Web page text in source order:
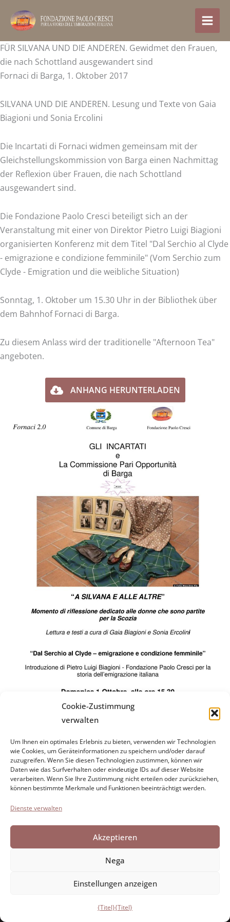
Cookie-Zustimmung
verwalten
Um Ihnen ein optimales Erlebnis zu bieten, verwenden wir Technologien
wie Cookies, um Geräteinformationen zu speichern und/oder darauf
zuzugreifen. Wenn Sie diesen Technologien zustimmen, können wir
Daten wie das Surfverhalten oder eindeutige IDs auf dieser Website
verarbeiten. Wenn Sie Ihre Zustimmung nicht erteilen oder zurückziehen,
können bestimmte Merkmale und Funktionen beeinträchtigt werden.
Dienste verwalten
Akzeptieren
Nega
Einstellungen anzeigen
{Titel}{Titel}
Inhalt
springen
FÜR SILVANA UND DIE ANDEREN. Gewidmet den Frauen,
die nach Schottland ausgewandert sind
Fornaci di Barga, 1. Oktober 2017
SILVANA UND DIE ANDEREN. Lesung und Texte von Gaia
Biagioni und Sonia Ercolini
Die Incartati di Fornaci widmen gemeinsam mit der
Gleichstellungskommission von Barga einen Nachmittag
der Reflexion über Frauen, die nach Schottland
ausgewandert sind.
Die Fondazione Paolo Cresci beteiligt sich an der
Veranstaltung mit einer von Direktor Pietro Luigi Biagioni
organisierten Konferenz mit dem Titel "Dal Serchio al Clyde
- emigrazione e condizione femminile" (Vom Serchio zum
Clyde - Emigration und die weibliche Situation)
Sonntag, 1. Oktober um 15.30 Uhr in der Bibliothek über
dem Bahnhof Fornaci di Barga.
Zu diesem Anlass wird der traditionelle "Afternoon Tea"
angeboten.
ANHANG HERUNTERLADEN
Stiftung Paolo Crescifür die Geschichte der italienischen
Emigration
Cortile Carrara, 1 - 55100 Lucca
Tel. 0583 417483/4; Fax 0583 417770
Erreichbarkeit
Cookie-Richtlinie
Erklärung zum Datenschutz